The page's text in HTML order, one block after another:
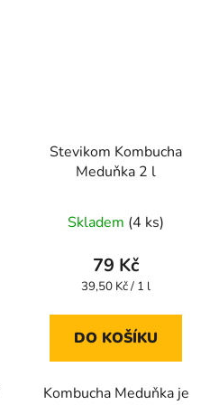
Stevikom Kombucha
Meduňka 2 l
hodnocení
produktu
je
z
Skladem (4 ks)
79 Kč
Měrná
39,50 Kč / 1 l
DO KOŠÍKU
Kombucha Meduňka je